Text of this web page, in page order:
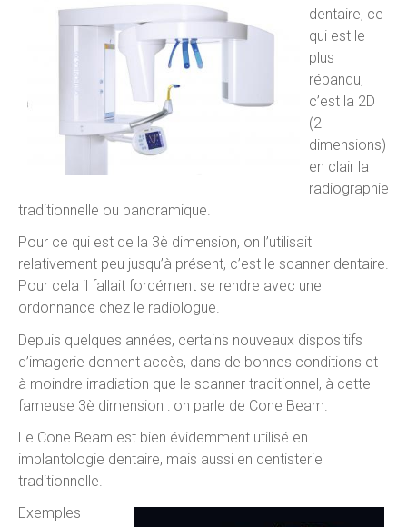
dentaire, ce
qui est le
plus
répandu,
c’est la 2D
(2
dimensions)
en clair la
radiographie
traditionnelle ou panoramique.
Pour ce qui est de la 3è dimension, on l’utilisait
relativement peu jusqu’à présent, c’est le scanner dentaire.
Pour cela il fallait forcément se rendre avec une
ordonnance chez le radiologue.
Depuis quelques années, certains nouveaux dispositifs
d’imagerie donnent accès, dans de bonnes conditions et
à moindre irradiation que le scanner traditionnel, à cette
fameuse 3è dimension : on parle de Cone Beam.
Le Cone Beam est bien évidemment utilisé en
implantologie dentaire, mais aussi en dentisterie
traditionnelle.
Exemples